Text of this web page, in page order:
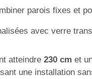
parois fixes et
avec verre
atteindre 230 cm et
une installation